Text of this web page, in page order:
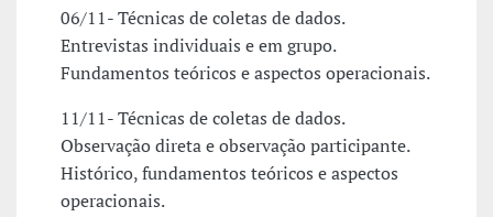
06/11- Técnicas de coletas de dados.
Entrevistas individuais e em grupo.
Fundamentos teóricos e aspectos operacionais.
11/11- Técnicas de coletas de dados.
Observação direta e observação participante.
Histórico, fundamentos teóricos e aspectos
operacionais.